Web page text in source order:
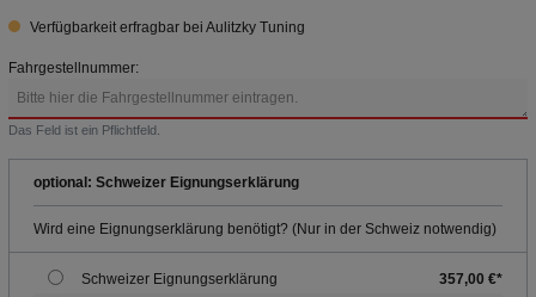
Verfügbarkeit erfragbar bei Aulitzky Tuning
Fahrgestellnummer:
Das Feld ist ein Pflichtfeld.
optional: Schweizer Eignungserklärung
Wird eine Eignungserklärung benötigt? (Nur in der Schweiz notwendig)
Schweizer Eignungserklärung
357,00 €*